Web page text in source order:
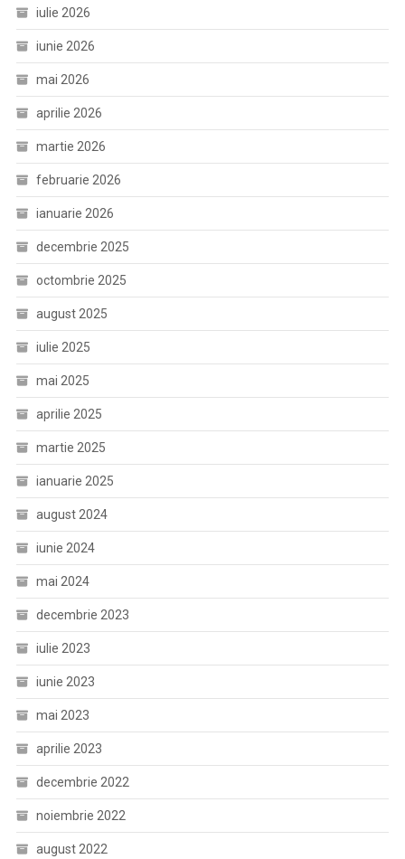
iulie 2026
iunie 2026
mai 2026
aprilie 2026
martie 2026
februarie 2026
ianuarie 2026
decembrie 2025
octombrie 2025
august 2025
iulie 2025
mai 2025
aprilie 2025
martie 2025
ianuarie 2025
august 2024
iunie 2024
mai 2024
decembrie 2023
iulie 2023
iunie 2023
mai 2023
aprilie 2023
decembrie 2022
noiembrie 2022
august 2022